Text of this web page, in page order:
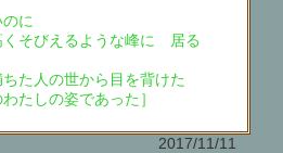
のに
びえるような峰に 居る
人の世から目を背けた
の姿であった］
2017/11/11